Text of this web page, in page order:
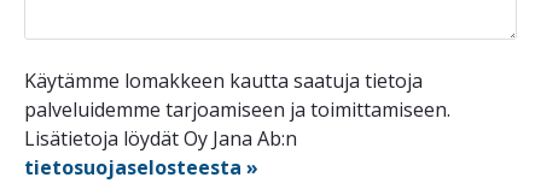
Käytämme lomakkeen kautta saatuja tietoja
palveluidemme tarjoamiseen ja toimittamiseen.
Lisätietoja löydät Oy Jana Ab:n
tietosuojaselosteesta »